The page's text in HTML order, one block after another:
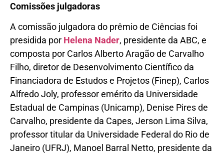
Comissões julgadoras
A comissão julgadora do prêmio de Ciências foi
presidida por Helena Nader, presidente da ABC, e
composta por Carlos Alberto Aragão de Carvalho
Filho, diretor de Desenvolvimento Científico da
Financiadora de Estudos e Projetos (Finep), Carlos
Alfredo Joly, professor emérito da Universidade
Estadual de Campinas (Unicamp), Denise Pires de
Carvalho, presidente da Capes, Jerson Lima Silva,
professor titular da Universidade Federal do Rio de
Janeiro (UFRJ), Manoel Barral Netto, presidente da